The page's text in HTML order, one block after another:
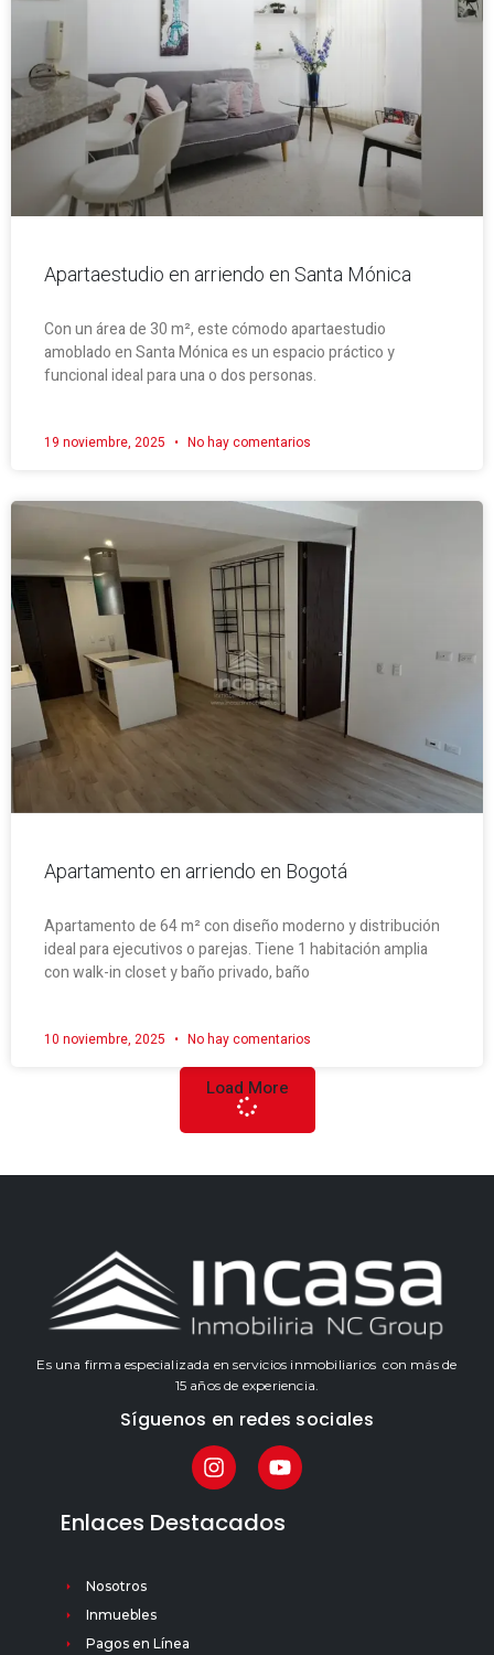
Apartaestudio en arriendo en Santa Mónica
Con un área de 30 m², este cómodo apartaestudio
amoblado en Santa Mónica es un espacio práctico y
funcional ideal para una o dos personas.
19 noviembre, 2025 No hay comentarios
Apartamento en arriendo en Bogotá
Apartamento de 64 m² con diseño moderno y distribución
ideal para ejecutivos o parejas. Tiene 1 habitación amplia
con walk-in closet y baño privado, baño
10 noviembre, 2025 No hay comentarios
Load More
Es una firma especializada en servicios inmobiliarios con más de
15 años de experiencia.
Síguenos en redes sociales
Enlaces Destacados
Nosotros
Inmuebles
Pagos en Línea